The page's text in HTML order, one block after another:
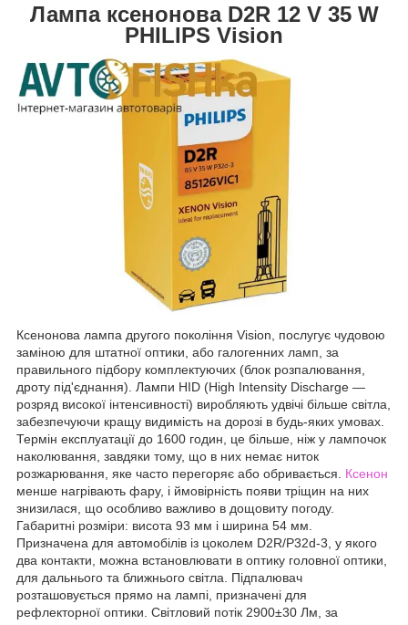
Лампа ксенонова D2R 12 V 35 W
PHILIPS Vision
Ксенонова лампа другого покоління Vision, послугує чудовою
заміною для штатної оптики, або галогенних ламп, за
правильного підбору комплектуючих (блок розпалювання,
дроту під'єднання). Лампи HID (High Intensity Discharge —
розряд високої інтенсивності) виробляють удвічі більше світла,
забезпечуючи кращу видимість на дорозі в будь-яких умовах.
Термін експлуатації до 1600 годин, це більше, ніж у лампочок
наколювання, завдяки тому, що в них немає ниток
розжарювання, яке часто перегоряє або обривається. Ксенон
менше нагрівають фару, і ймовірність появи тріщин на них
знизилася, що особливо важливо в дощовиту погоду.
Габаритні розміри: висота 93 мм і ширина 54 мм.
Призначена для автомобілів із цоколем D2R/P32d-3, у якого
два контакти, можна встановлювати в оптику головної оптики,
для дальнього та ближнього світла. Підпалювач
розташовується прямо на лампі, призначені для
рефлекторної оптики. Світловий потік 2900±30 Лм, за